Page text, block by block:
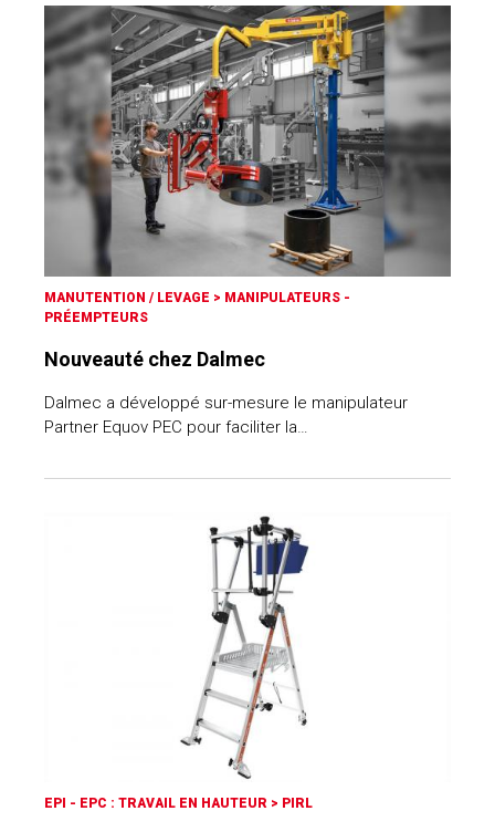
MANUTENTION / LEVAGE > MANIPULATEURS -
PRÉEMPTEURS
Nouveauté chez Dalmec
Dalmec a développé sur-mesure le manipulateur
Partner Equov PEC pour faciliter la…
EPI - EPC : TRAVAIL EN HAUTEUR > PIRL